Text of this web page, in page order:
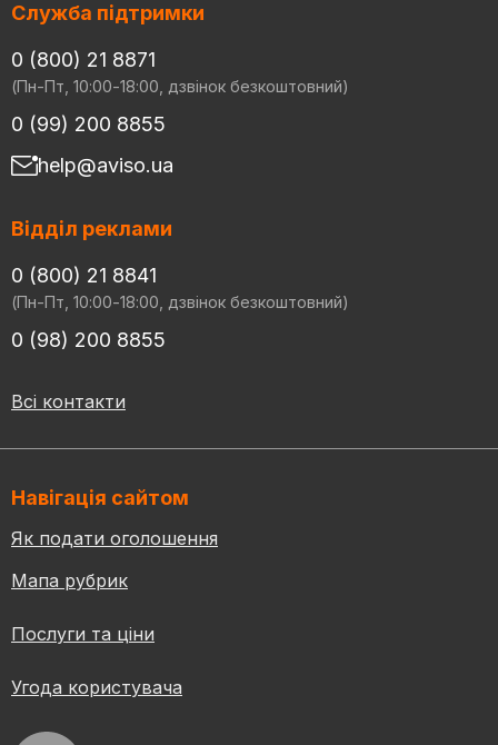
Служба підтримки
0 (800) 21 8871
(Пн-Пт, 10:00-18:00, дзвінок безкоштовний)
0 (99) 200 8855
help@aviso.ua
Відділ реклами
0 (800) 21 8841
(Пн-Пт, 10:00-18:00, дзвінок безкоштовний)
0 (98) 200 8855
Всі контакти
Навігація сайтом
Як подати оголошення
Мапа рубрик
Послуги та ціни
Угода користувача